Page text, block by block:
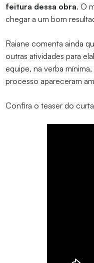
feitura dessa obra. O
chegar a um bom
Raiane comenta ainda
outras atividades para
equipe, na verba
processo apareceram
Confira o teaser do